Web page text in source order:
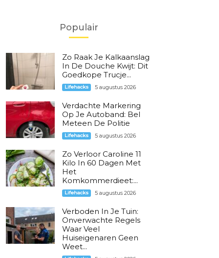
Populair
Zo Raak Je Kalkaanslag
In De Douche Kwijt: Dit
Goedkope Trucje...
Lifehacks 5 augustus 2026
Verdachte Markering
Op Je Autoband: Bel
Meteen De Politie
Lifehacks 5 augustus 2026
Zo Verloor Caroline 11
Kilo In 60 Dagen Met
Het
Komkommerdieet:...
Lifehacks 5 augustus 2026
Verboden In Je Tuin:
Onverwachte Regels
Waar Veel
Huiseigenaren Geen
Weet...